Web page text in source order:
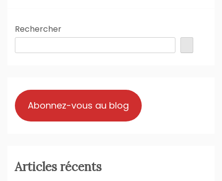
Rechercher
Abonnez-vous au blog
Articles récents